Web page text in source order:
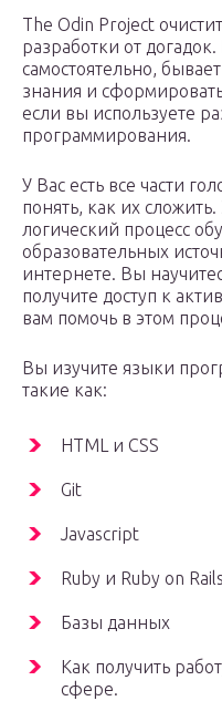
The Odin Project
разработки от
самостоятельно,
знания и
если вы используете
программирования.
У Вас есть все части
понять, как их
логический процесс
образовательных
интернете. Вы
получите доступ к
вам помочь в этом
Вы изучите языки
такие как:
HTML и CSS
Git
Javascript
Ruby и Ruby on Rails
Базы данных
Как получить
сфере.